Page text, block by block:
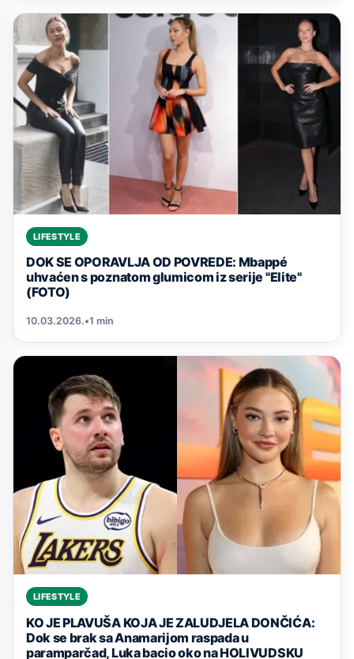
LIFESTYLE
DOK SE OPORAVLJA OD POVREDE: Mbappé
uhvaćen s poznatom glumicom iz serije "Elite"
(FOTO)
10.03.2026.•1 min
LIFESTYLE
KO JE PLAVUŠA KOJA JE ZALUDJELA DONČIĆA:
Dok se brak sa Anamarijom raspada u
paramparčad, Luka bacio oko na HOLIVUDSKU